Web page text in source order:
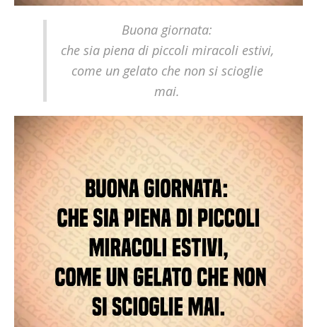
Buona giornata:
che sia piena di piccoli miracoli estivi,
come un gelato che non si scioglie
mai.